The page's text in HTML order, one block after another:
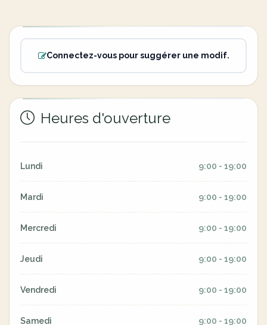
Connectez-vous pour suggérer une modif.
Heures d'ouverture
Lundi 9:00 - 19:00
Mardi 9:00 - 19:00
Mercredi 9:00 - 19:00
Jeudi 9:00 - 19:00
Vendredi 9:00 - 19:00
Samedi 9:00 - 19:00